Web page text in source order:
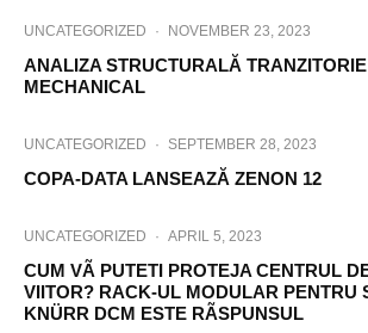
UNCATEGORIZED · NOVEMBER 23, 2023
ANALIZA STRUCTURALĂ
MECHANICAL
UNCATEGORIZED · SEPTEMBER 28, 2023
COPA-DATA LANSEAZĂ ZENON 12
UNCATEGORIZED · APRIL 5, 2023
CUM VÃ PUTETI PROTEJA CENTRUL
VIITOR? RACK-UL MODULAR PENTRU
KNÜRR DCM ESTE RÃSPUNSUL